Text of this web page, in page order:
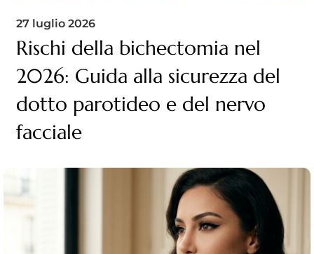
27 luglio 2026
Rischi della bichectomia nel
2026: Guida alla sicurezza del
dotto parotideo e del nervo
facciale